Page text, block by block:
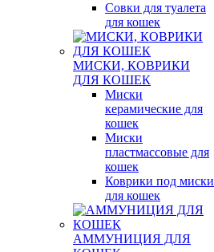
Совки для туалета
для кошек
МИСКИ, КОВРИКИ
ДЛЯ КОШЕК
Миски
керамические для
кошек
Миски
пластмассовые для
кошек
Коврики под миски
для кошек
АММУНИЦИЯ ДЛЯ